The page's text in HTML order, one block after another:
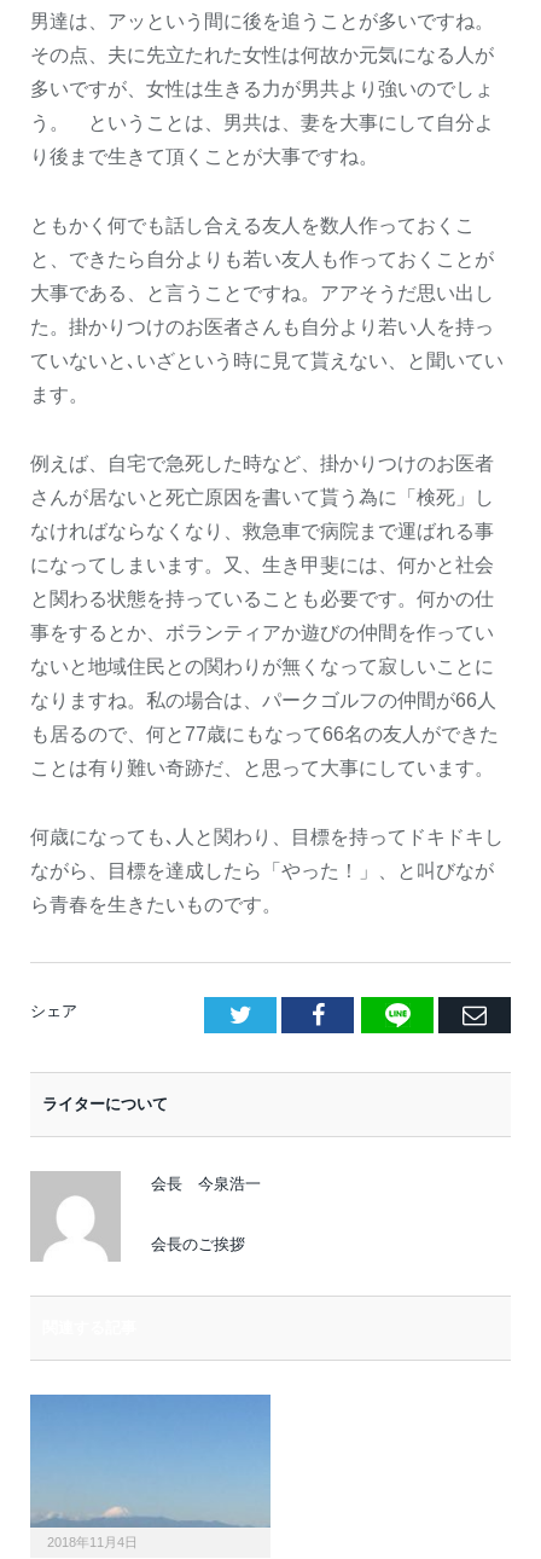
男達は、アッという間に後を追うことが多いですね。
その点、夫に先立たれた女性は何故か元気になる人が
多いですが、女性は生きる力が男共より強いのでしょ
う。 ということは、男共は、妻を大事にして自分よ
り後まで生きて頂くことが大事ですね。
ともかく何でも話し合える友人を数人作っておくこ
と、できたら自分よりも若い友人も作っておくことが
大事である、と言うことですね。アアそうだ思い出し
た。掛かりつけのお医者さんも自分より若い人を持っ
ていないと､いざという時に見て貰えない、と聞いてい
ます。
例えば、自宅で急死した時など、掛かりつけのお医者
さんが居ないと死亡原因を書いて貰う為に「検死」し
なければならなくなり、救急車で病院まで運ばれる事
になってしまいます。又、生き甲斐には、何かと社会
と関わる状態を持っていることも必要です。何かの仕
事をするとか、ボランティアか遊びの仲間を作ってい
ないと地域住民との関わりが無くなって寂しいことに
なりますね。私の場合は、パークゴルフの仲間が66人
も居るので、何と77歳にもなって66名の友人ができた
ことは有り難い奇跡だ、と思って大事にしています。
何歳になっても､人と関わり、目標を持ってドキドキし
ながら、目標を達成したら「やった！」、と叫びなが
ら青春を生きたいものです。
シェア Facebook
LINE
E
ライターについて
会長 今泉浩一
会長のご挨拶
2018年11月4日